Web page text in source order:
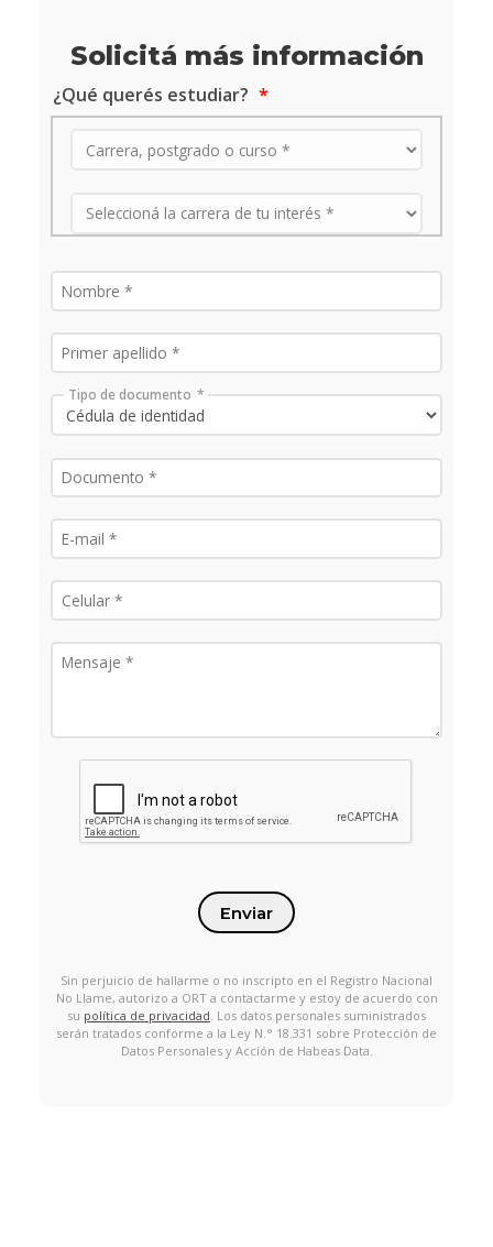
Solicitá más información
¿Qué querés estudiar?
Tipo de documento
Enviar
Sin perjuicio de hallarme o no inscripto en el Registro Nacional
No Llame, autorizo a ORT a contactarme y estoy de acuerdo con
su política de privacidad. Los datos personales suministrados
serán tratados conforme a la Ley N.° 18.331 sobre Protección de
Datos Personales y Acción de Habeas Data.